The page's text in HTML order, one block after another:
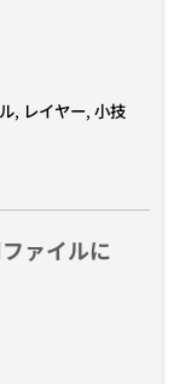
, レイヤー, 小技
ァイルに